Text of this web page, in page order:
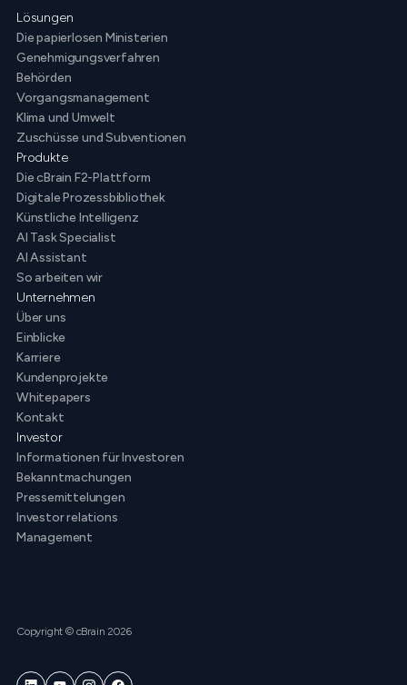
Lösungen
Die papierlosen Ministerien
Genehmigungsverfahren
Behörden
Vorgangsmanagement
Klima und Umwelt
Zuschüsse und Subventionen
Produkte
Die cBrain F2-Plattform
Digitale Prozessbibliothek
Künstliche Intelligenz
AI Task Specialist
AI Assistant
So arbeiten wir
Unternehmen
Über uns
Einblicke
Karriere
Kundenprojekte
Whitepapers
Kontakt
Investor
Informationen für Investoren
Bekanntmachungen
Pressemittelungen
Investor relations
Management
Copyright © cBrain 2026